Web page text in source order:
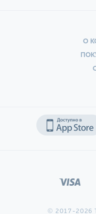
О
© 2017-2026